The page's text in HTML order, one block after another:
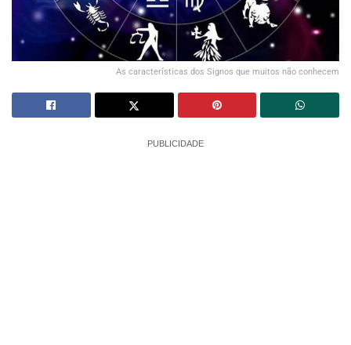
As características dos Signos que muitos não conhecem
PUBLICIDADE